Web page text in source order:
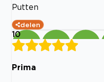
Putten
delen
10
Prima